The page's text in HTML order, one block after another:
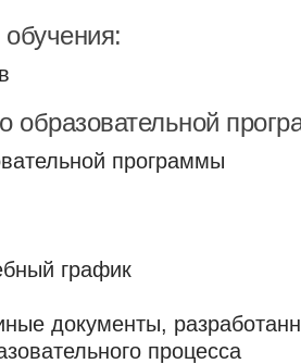
образовательной
программы
график
документы,
процесса